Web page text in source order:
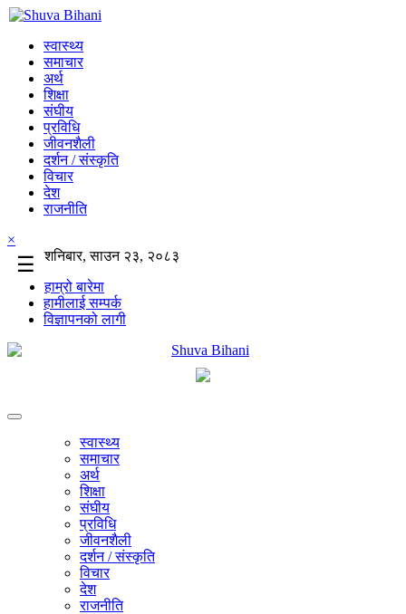
स्वास्थ्य
समाचार
अर्थ
शिक्षा
संघीय
प्रविधि
जीवनशैली
दर्शन / संस्कृति
विचार
देश
राजनीति
×
☰
शनिबार, साउन २३, २०८३
हाम्रो बारेमा
हामीलाई सम्पर्क
विज्ञापनको लागी
स्वास्थ्य
समाचार
अर्थ
शिक्षा
संघीय
प्रविधि
जीवनशैली
दर्शन / संस्कृति
विचार
देश
राजनीति